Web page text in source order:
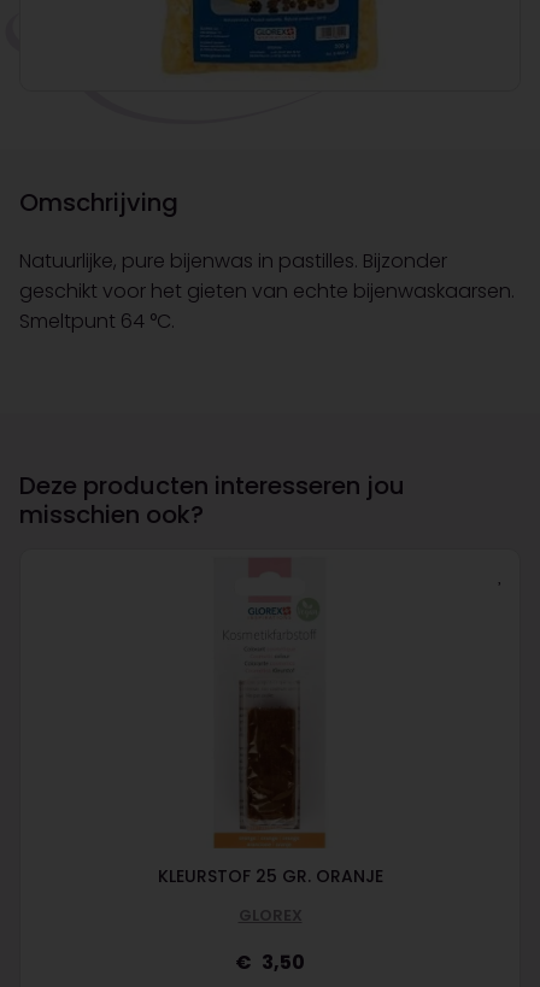
Omschrijving
Natuurlijke, pure bijenwas in pastilles. Bijzonder
geschikt voor het gieten van echte bijenwaskaarsen.
Smeltpunt 64 °C.
Deze producten interesseren jou
misschien ook?
KLEURSTOF 25 GR. ORANJE
GLOREX
3,50